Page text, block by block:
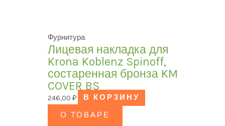
Фурнитура
Лицевая накладка для
Krona Koblenz Spinoff,
состаренная бронза KM
COVER BS
246,00₽
В КОРЗИНУ
О ТОВАРЕ